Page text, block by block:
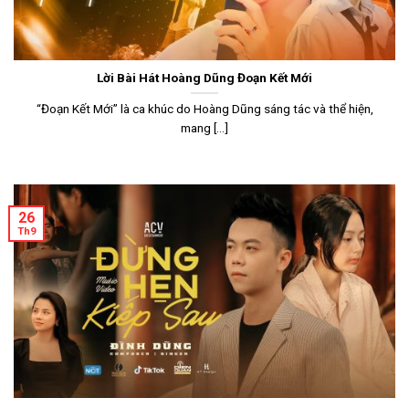
Lời Bài Hát Hoàng Dũng Đoạn Kết Mới
“Đoạn Kết Mới” là ca khúc do Hoàng Dũng sáng tác và thể hiện,
mang [...]
26
Th9